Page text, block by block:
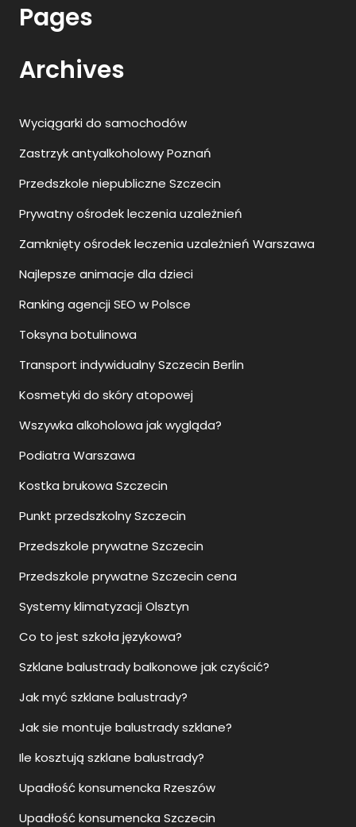
Pages
Archives
Wyciągarki do samochodów
Zastrzyk antyalkoholowy Poznań
Przedszkole niepubliczne Szczecin
Prywatny ośrodek leczenia uzależnień
Zamknięty ośrodek leczenia uzależnień Warszawa
Najlepsze animacje dla dzieci
Ranking agencji SEO w Polsce
Toksyna botulinowa
Transport indywidualny Szczecin Berlin
Kosmetyki do skóry atopowej
Wszywka alkoholowa jak wygląda?
Podiatra Warszawa
Kostka brukowa Szczecin
Punkt przedszkolny Szczecin
Przedszkole prywatne Szczecin
Przedszkole prywatne Szczecin cena
Systemy klimatyzacji Olsztyn
Co to jest szkoła językowa?
Szklane balustrady balkonowe jak czyścić?
Jak myć szklane balustrady?
Jak sie montuje balustrady szklane?
Ile kosztują szklane balustrady?
Upadłość konsumencka Rzeszów
Upadłość konsumencka Szczecin